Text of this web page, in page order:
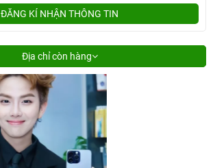
ĐĂNG KÍ NHẬN THÔNG TIN
Địa chỉ còn hàng